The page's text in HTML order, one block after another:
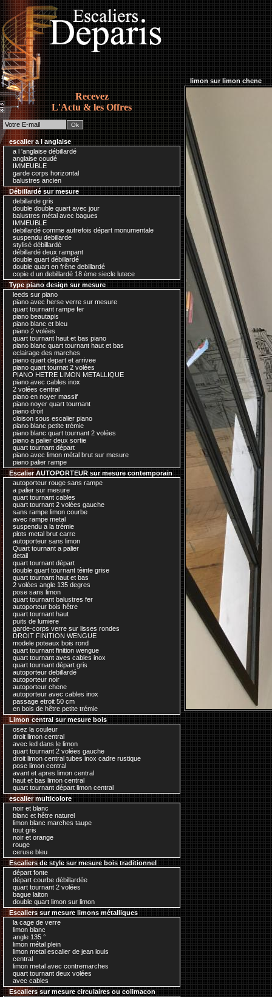
Recevez
L'Actu & les Offres
escalier a l anglaise
a l 'anglaise débillardé
anglaise coudé
IMMEUBLE
garde corps horizontal
balustres ancien
Débillardé sur mesure
debillarde gris
double double quart avec jour
balustres métal avec bagues
IMMEUBLE
debillardé comme autrefois départ monumentale
suspendu debillarde
stylisé débillardé
débillardé deux rampant
double quart débillardé
double quart en frêne debillardé
copie d un debillardé 18 ème siecle lutece
Type piano design sur mesure
leeds sur piano
piano avec herse verre sur mesure
quart tournant rampe fer
piano beautapis
piano blanc et bleu
piano 2 volées
quart tournant haut et bas piano
piano blanc quart tournant haut et bas
eclairage des marches
piano quart depart et arrivee
piano quart tournat 2 volées
PIANO HETRE LIMON METALLIQUE
piano avec cables inox
2 volées central
piano en noyer massif
piano noyer quart tournant
piano droit
cloison sous escalier piano
piano blanc petite trémie
piano blanc quart tournant 2 volées
piano a palier deux sortie
quart tournant départ
piano avec limon métal brut sur mesure
piano palier rampe
Escalier AUTOPORTEUR sur mesure contemporain
autoporteur rouge sans rampe
a palier sur mesure
quart tournant cables
quart tournant 2 volées gauche
sans rampe limon courbe
avec rampe metal
suspendu a la trémie
plots metal brut carre
autoporteur sans limon
Quart tournant a palier
detail
quart tournant départ
double quart tournant tèinte grise
quart tournant haut et bas
2 volées angle 135 degres
pose sans limon
quart tournant balustres fer
autoporteur bois hêtre
quart tournant haut
puits de lumiere
garde-corps verre sur lisses rondes
DROIT FINITION WENGUE
modele poteaux bois rond
quart tournant finition wengue
quart tournant aves cables inox
quart tournant départ gris
autoporteur debillardé
autoporteur noir
autoporteur chene
autoporteur avec cables inox
passage etroit 50 cm
en bois de hêtre petite trémie
Limon central sur mesure bois
osez la couleur
droit limon central
avec led dans le limon
quart tournant 2 volées gauche
droit limon central tubes inox cadre rustique
pose limon central
avant et apres limon central
haut et bas limon central
quart tournant départ limon central
escalier multicolore
noir et blanc
blanc et hêtre naturel
limon blanc marches taupe
tout gris
noir et orange
rouge
ceruse bleu
Escaliers de style sur mesure bois traditionnel
départ fonte
départ courbe débillardée
quart tournant 2 volées
bague laiton
double quart limon sur limon
Escaliers sur mesure limons métalliques
la cage de verre
limon blanc
angle 135 °
limon métal plein
limon metal escalier de jean louis
central
limon metal avec contremarches
quart tournant deux volées
avec cables
Escaliers sur mesure circulaires ou colimacon
limon sur limon chene